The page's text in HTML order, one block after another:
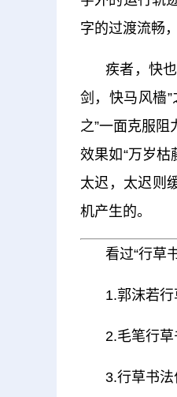
字的过渡流畅
疾者，快
剑，快马风樯
之”一面克服阻
效果如“万岁
太迟，太迟则
机产生的。
看过“行草
1.郭沫若
2.毛笔行草
3.行草书